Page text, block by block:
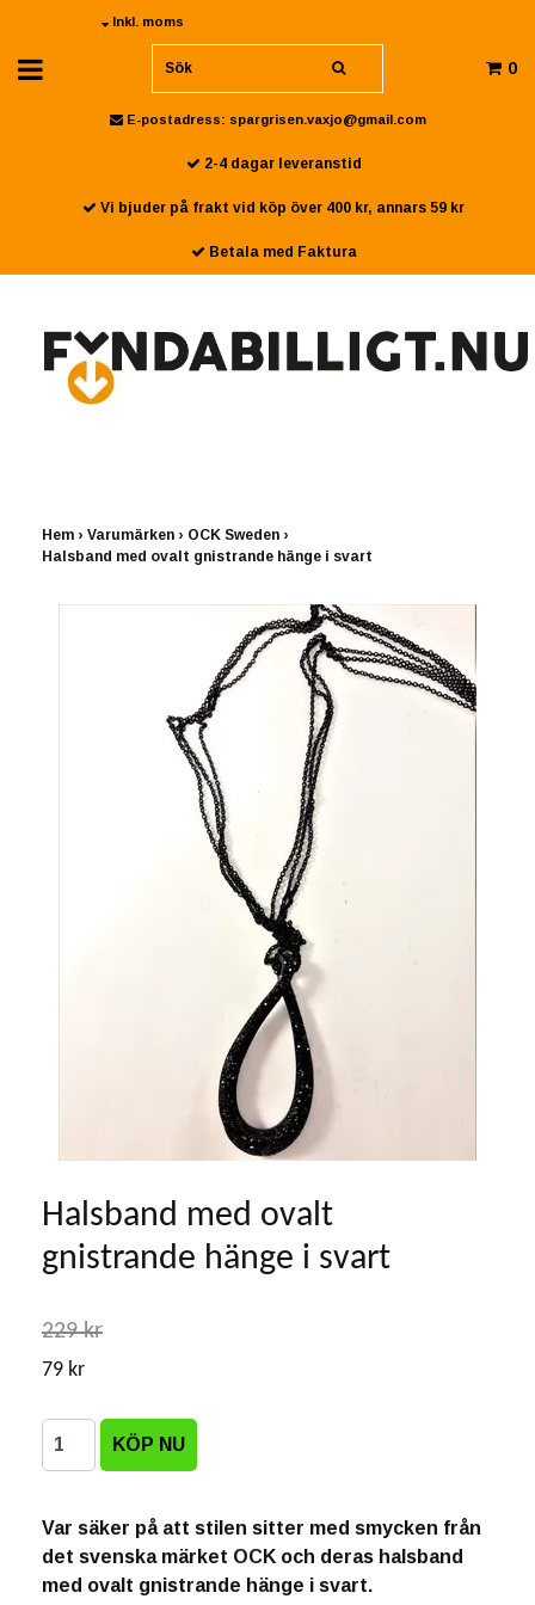
Inkl. moms
0
E-postadress: spargrisen.vaxjo@gmail.com
2-4 dagar leveranstid
Vi bjuder på frakt vid köp över 400 kr, annars 59 kr
Betala med Faktura
Hem › Varumärken › OCK Sweden ›
Halsband med ovalt gnistrande hänge i svart
Halsband med ovalt
gnistrande hänge i svart
229 kr
79 kr
Var säker på att stilen sitter med smycken från
det svenska märket OCK och deras halsband
med ovalt gnistrande hänge i svart.